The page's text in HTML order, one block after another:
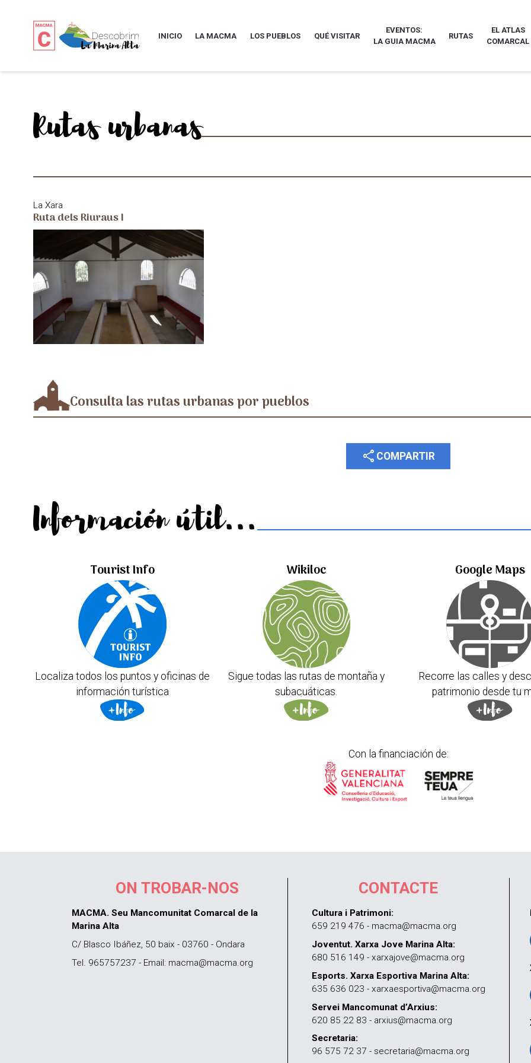
INICIO LA MACMA LOS PUEBLOS QUÉ VISITAR
EVENTOS:
LA GUIA MACMA
RUTAS
EL ATLAS
COMARCAL
Rutas urbanas
La Xara
Ruta dels Riuraus I
Consulta las rutas urbanas por pueblos
share COMPARTIR
Información útil...
Tourist Info
Localiza todos los puntos y oficinas de
información turística
Wikiloc
Sigue todas las rutas de montaña y
subacuáticas.
Google Maps
Recorre las calles y
patrimonio desde tu
Con la financiación de:
ON TROBAR-NOS
MACMA. Seu Mancomunitat Comarcal de la
Marina Alta
C/ Blasco Ibáñez, 50 baix - 03760 - Ondara
Tel. 965757237 - Email: macma@macma.org
CONTACTE
Cultura i Patrimoni:
659 219 476 - macma@macma.org
Joventut. Xarxa Jove Marina Alta:
680 516 149 - xarxajove@macma.org
Esports. Xarxa Esportiva Marina Alta:
635 636 023 - xarxaesportiva@macma.org
Servei Mancomunat d’Arxius:
620 85 22 83 - arxius@macma.org
Secretaria:
96 575 72 37 - secretaria@macma.org